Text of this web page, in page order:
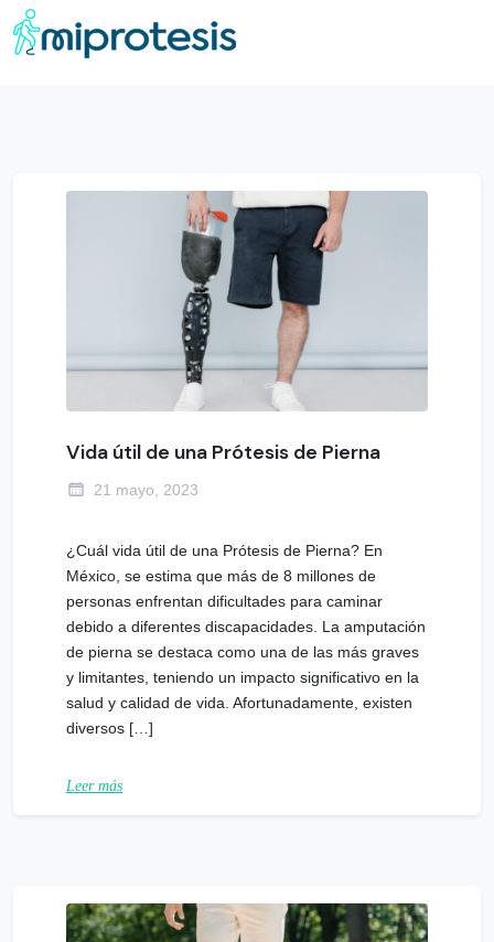
Vida útil de una Prótesis de Pierna
21 mayo, 2023
¿Cuál vida útil de una Prótesis de Pierna? En
México, se estima que más de 8 millones de
personas enfrentan dificultades para caminar
debido a diferentes discapacidades. La amputación
de pierna se destaca como una de las más graves
y limitantes, teniendo un impacto significativo en la
salud y calidad de vida. Afortunadamente, existen
diversos […]
Leer más